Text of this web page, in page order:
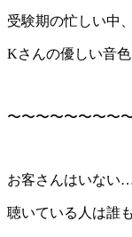
受験期の忙しい中
Kさんの優しい音
〜〜〜〜〜〜〜〜
お客さんはいない
聴いている人は誰